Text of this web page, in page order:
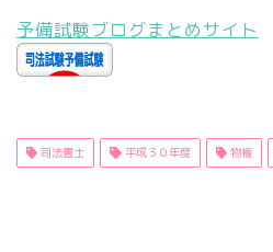
予備試験ブログまとめサイト
司法書士 平成３０年度 物権